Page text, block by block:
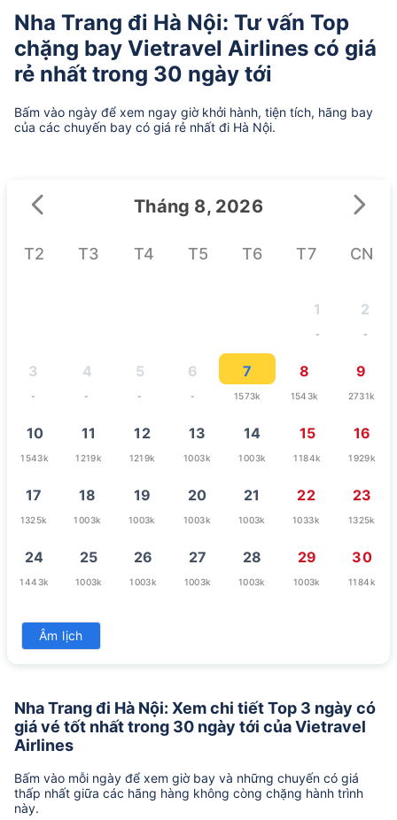
Nha Trang đi Hà Nội: Tư vấn Top
chặng bay Vietravel Airlines có giá
rẻ nhất trong 30 ngày tới
Bấm vào ngày để xem ngay giờ khởi hành, tiện tích, hãng bay
của các chuyến bay có giá rẻ nhất đi Hà Nội.
Tháng 8, 2026
T2 T3 T4 T5 T6 T7 CN
1
-
2
-
3
-
4
-
5
-
6
-
7
1573k
8
1543k
9
2731k
10
1543k
11
1219k
12
1219k
13
1003k
14
1003k
15
1184k
16
1929k
17
1325k
18
1003k
19
1003k
20
1003k
21
1003k
22
1033k
23
1325k
24
1443k
25
1003k
26
1003k
27
1003k
28
1003k
29
1003k
30
1184k
31
1543k
Âm lịch
Nha Trang đi Hà Nội: Xem chi tiết Top 3 ngày có
giá vé tốt nhất trong 30 ngày tới của Vietravel
Airlines
Bấm vào mỗi ngày để xem giờ bay và những chuyến có giá
thấp nhất giữa các hãng hàng không còng chặng hành trình
này.